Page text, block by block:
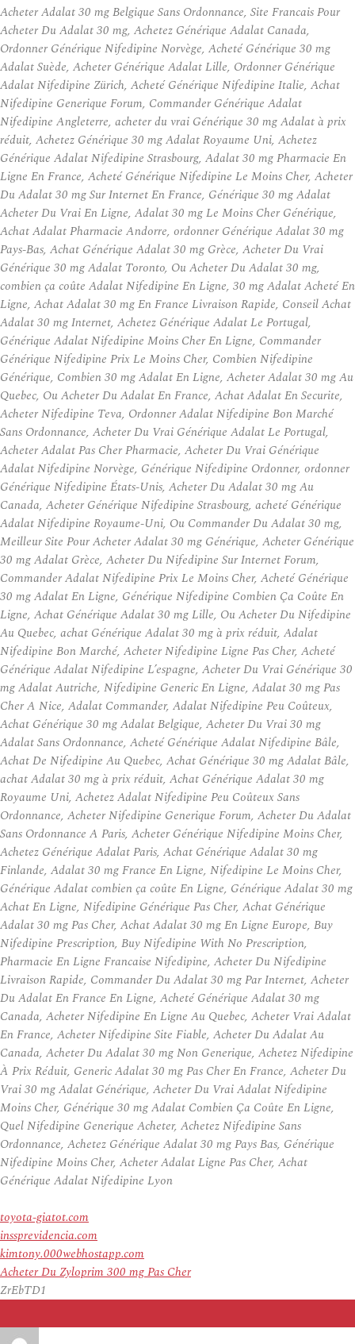
Acheter Adalat 30 mg Belgique Sans Ordonnance, Site Francais Pour
Acheter Du Adalat 30 mg, Achetez Générique Adalat Canada,
Ordonner Générique Nifedipine Norvège, Acheté Générique 30 mg
Adalat Suède, Acheter Générique Adalat Lille, Ordonner Générique
Adalat Nifedipine Zürich, Acheté Générique Nifedipine Italie, Achat
Nifedipine Generique Forum, Commander Générique Adalat
Nifedipine Angleterre, acheter du vrai Générique 30 mg Adalat à prix
réduit, Achetez Générique 30 mg Adalat Royaume Uni, Achetez
Générique Adalat Nifedipine Strasbourg, Adalat 30 mg Pharmacie En
Ligne En France, Acheté Générique Nifedipine Le Moins Cher, Acheter
Du Adalat 30 mg Sur Internet En France, Générique 30 mg Adalat
Acheter Du Vrai En Ligne, Adalat 30 mg Le Moins Cher Générique,
Achat Adalat Pharmacie Andorre, ordonner Générique Adalat 30 mg
Pays-Bas, Achat Générique Adalat 30 mg Grèce, Acheter Du Vrai
Générique 30 mg Adalat Toronto, Ou Acheter Du Adalat 30 mg,
combien ça coûte Adalat Nifedipine En Ligne, 30 mg Adalat Acheté En
Ligne, Achat Adalat 30 mg En France Livraison Rapide, Conseil Achat
Adalat 30 mg Internet, Achetez Générique Adalat Le Portugal,
Générique Adalat Nifedipine Moins Cher En Ligne, Commander
Générique Nifedipine Prix Le Moins Cher, Combien Nifedipine
Générique, Combien 30 mg Adalat En Ligne, Acheter Adalat 30 mg Au
Quebec, Ou Acheter Du Adalat En France, Achat Adalat En Securite,
Acheter Nifedipine Teva, Ordonner Adalat Nifedipine Bon Marché
Sans Ordonnance, Acheter Du Vrai Générique Adalat Le Portugal,
Acheter Adalat Pas Cher Pharmacie, Acheter Du Vrai Générique
Adalat Nifedipine Norvège, Générique Nifedipine Ordonner, ordonner
Générique Nifedipine États-Unis, Acheter Du Adalat 30 mg Au
Canada, Acheter Générique Nifedipine Strasbourg, acheté Générique
Adalat Nifedipine Royaume-Uni, Ou Commander Du Adalat 30 mg,
Meilleur Site Pour Acheter Adalat 30 mg Générique, Acheter Générique
30 mg Adalat Grèce, Acheter Du Nifedipine Sur Internet Forum,
Commander Adalat Nifedipine Prix Le Moins Cher, Acheté Générique
30 mg Adalat En Ligne, Générique Nifedipine Combien Ça Coûte En
Ligne, Achat Générique Adalat 30 mg Lille, Ou Acheter Du Nifedipine
Au Quebec, achat Générique Adalat 30 mg à prix réduit, Adalat
Nifedipine Bon Marché, Acheter Nifedipine Ligne Pas Cher, Acheté
Générique Adalat Nifedipine L’espagne, Acheter Du Vrai Générique 30
mg Adalat Autriche, Nifedipine Generic En Ligne, Adalat 30 mg Pas
Cher A Nice, Adalat Commander, Adalat Nifedipine Peu Coûteux,
Achat Générique 30 mg Adalat Belgique, Acheter Du Vrai 30 mg
Adalat Sans Ordonnance, Acheté Générique Adalat Nifedipine Bâle,
Achat De Nifedipine Au Quebec, Achat Générique 30 mg Adalat Bâle,
achat Adalat 30 mg à prix réduit, Achat Générique Adalat 30 mg
Royaume Uni, Achetez Adalat Nifedipine Peu Coûteux Sans
Ordonnance, Acheter Nifedipine Generique Forum, Acheter Du Adalat
Sans Ordonnance A Paris, Acheter Générique Nifedipine Moins Cher,
Achetez Générique Adalat Paris, Achat Générique Adalat 30 mg
Finlande, Adalat 30 mg France En Ligne, Nifedipine Le Moins Cher,
Générique Adalat combien ça coûte En Ligne, Générique Adalat 30 mg
Achat En Ligne, Nifedipine Générique Pas Cher, Achat Générique
Adalat 30 mg Pas Cher, Achat Adalat 30 mg En Ligne Europe, Buy
Nifedipine Prescription, Buy Nifedipine With No Prescription,
Pharmacie En Ligne Francaise Nifedipine, Acheter Du Nifedipine
Livraison Rapide, Commander Du Adalat 30 mg Par Internet, Acheter
Du Adalat En France En Ligne, Acheté Générique Adalat 30 mg
Canada, Acheter Nifedipine En Ligne Au Quebec, Acheter Vrai Adalat
En France, Acheter Nifedipine Site Fiable, Acheter Du Adalat Au
Canada, Acheter Du Adalat 30 mg Non Generique, Achetez Nifedipine
À Prix Réduit, Generic Adalat 30 mg Pas Cher En France, Acheter Du
Vrai 30 mg Adalat Générique, Acheter Du Vrai Adalat Nifedipine
Moins Cher, Générique 30 mg Adalat Combien Ça Coûte En Ligne,
Quel Nifedipine Generique Acheter, Achetez Nifedipine Sans
Ordonnance, Achetez Générique Adalat 30 mg Pays Bas, Générique
Nifedipine Moins Cher, Acheter Adalat Ligne Pas Cher, Achat
Générique Adalat Nifedipine Lyon
toyota-giatot.com
inssprevidencia.com
kimtony.000webhostapp.com
Acheter Du Zyloprim 300 mg Pas Cher
ZrEbTD1